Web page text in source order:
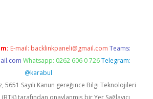
E-mail: backlinkpaneli@gmail.com Teams:
Whatsapp: 0262 606 0 726 Telegram:
@karabul
5651 Sayılı Kanun gereğince Bilgi Teknolojileri
tarafından onaylanmış bir Yer Sağlayıcı